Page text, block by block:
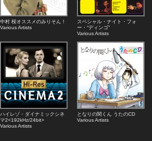
中村 桜オススメのみりそん！
Various Artists
スペシャル・ナイト・フォ
ー・“ディンゴ”
Various Artists
ハイレゾ・ダイナミックシネ
マ2<192kHz/24bit>
Various Artists
となりの関くん うたのCD
Various Artists